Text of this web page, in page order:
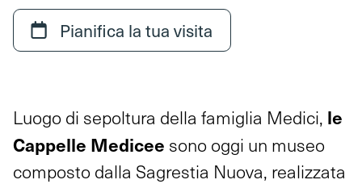
Pianifica la tua visita
Luogo di sepoltura della famiglia Medici, le
Cappelle Medicee sono oggi un museo
composto dalla Sagrestia Nuova, realizzata